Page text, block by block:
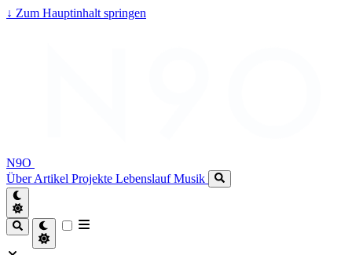
↓ Zum Hauptinhalt springen
N9O
ÜberArtikel Projekte LebenslaufMusik